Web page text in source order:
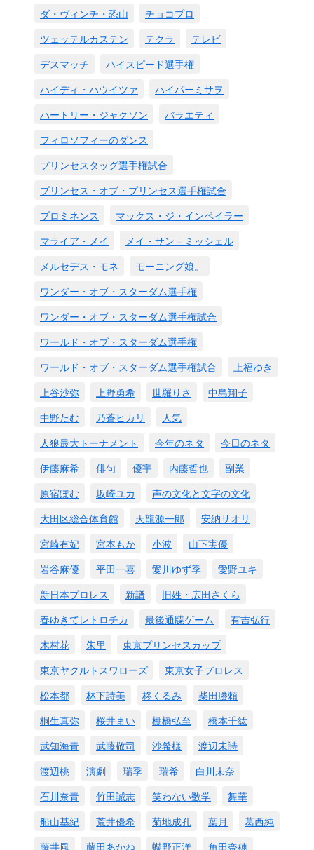
ダ・ヴィンチ・恐山
チョコプロ
ツェッテルカステン
テクラ
テレビ
デスマッチ
ハイスピード選手権
ハイディ・ハウイツァ
ハイパーミサヲ
ハートリー・ジャクソン
バラエティ
フィロソフィーのダンス
プリンセスタッグ選手権試合
プリンセス・オブ・プリンセス選手権試合
プロミネンス
マックス・ジ・インペイラー
マライア・メイ
メイ・サン＝ミッシェル
メルセデス・モネ
モーニング娘。
ワンダー・オブ・スターダム選手権
ワンダー・オブ・スターダム選手権試合
ワールド・オブ・スターダム選手権
ワールド・オブ・スターダム選手権試合
上福ゆき
上谷沙弥
上野勇希 世羅りさ
中島翔子
中野たむ
乃蒼ヒカリ
人気
人狼最大トーナメント
今年のネタ
今日のネタ
伊藤麻希
俳句 優宇 内藤哲也
副業
原宿ぽむ
坂崎ユカ
声の文化と文字の文化
大田区総合体育館
天龍源一郎
安納サオリ
宮崎有妃
宮本もか 小波
山下実優
岩谷麻優
平田一喜 愛川ゆず季
愛野ユキ
新日本プロレス
新譜
旧姓・広田さくら
春ゆきてレトロチカ
最後通牒ゲーム
有吉弘行
木村花
朱里
東京プリンセスカップ
東京ヤクルトスワローズ
東京女子プロレス
松本都
林下詩美 柊くるみ
柴田勝頼
桐生真弥
桜井まい 棚橋弘至
橋本千紘
武知海青
武藤敬司 沙希様
渡辺未詩
渡辺桃
演劇 瑞季 瑞希
白川未奈
石川奈青
竹田誠志 笑わない数学
舞華
船山基紀
荒井優希 菊地成孔 葉月
葛西純
藤井風
藤田あかね 蝶野正洋 角田奈穂